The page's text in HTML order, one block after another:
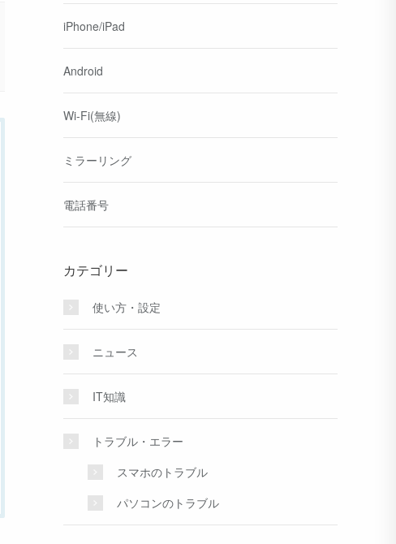
iPhone/iPad
Android
Wi-Fi(無線)
ミラーリング
電話番号
カテゴリー
使い方・設定
ニュース
IT知識
トラブル・エラー
スマホのトラブル
パソコンのトラブル